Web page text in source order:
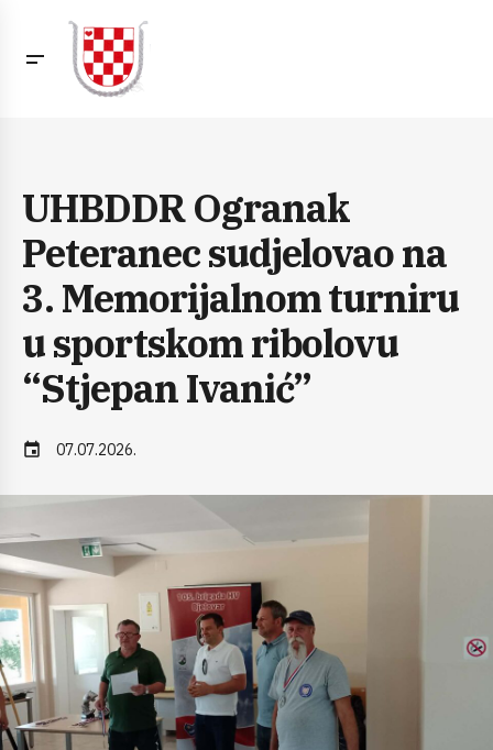
UHBDDR Ogranak
Peteranec sudjelovao na
3. Memorijalnom turniru
u sportskom ribolovu
“Stjepan Ivanić”
event 07.07.2026.